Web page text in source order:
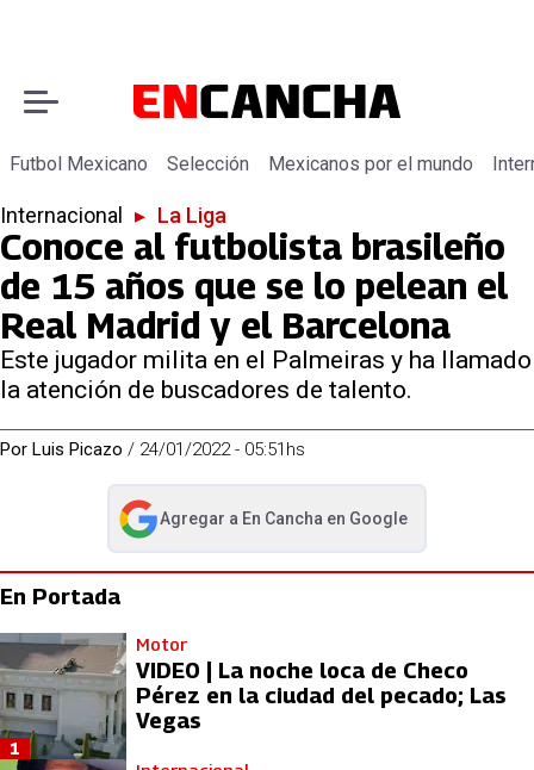
Futbol Mexicano Selección Mexicanos por el mundo
Internacional ▸ La Liga
Conoce al futbolista brasileño
de 15 años que se lo pelean el
Real Madrid y el Barcelona
Este jugador milita en el Palmeiras y ha llamado
la atención de buscadores de talento.
Por Luis Picazo / 24/01/2022 - 05:51hs
Agregar a En Cancha en Google
abre en nueva pestaña
En Portada
Motor
VIDEO | La noche loca de Checo
Pérez en la ciudad del pecado; Las
Vegas
1